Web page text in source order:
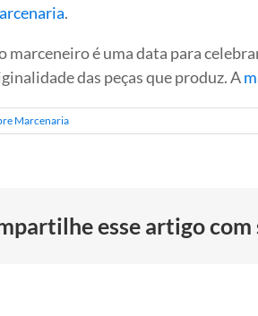
.
marceneiro é uma data para
das peças que produz. A
Marcenaria
esse artigo com